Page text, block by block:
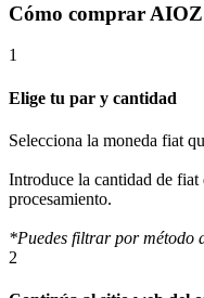
Cómo comprar
1
Elige tu par y cantidad
Selecciona la moneda fiat
Introduce la cantidad de
procesamiento.
*Puedes filtrar por método
2